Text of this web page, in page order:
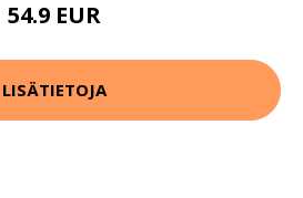
54.9 EUR
LISÄTIETOJA